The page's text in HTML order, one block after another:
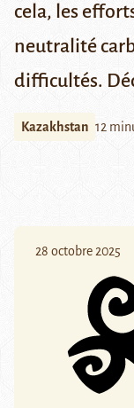
cela, les
neutralité
difficultés.
Kazakhstan 12
28 octobre 2025